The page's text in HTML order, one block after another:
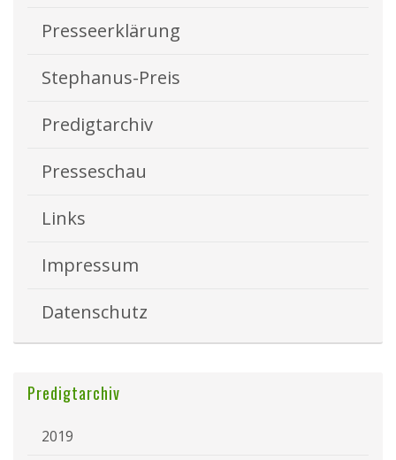
Presseerklärung
Stephanus-Preis
Predigtarchiv
Presseschau
Links
Impressum
Datenschutz
Predigtarchiv
2019